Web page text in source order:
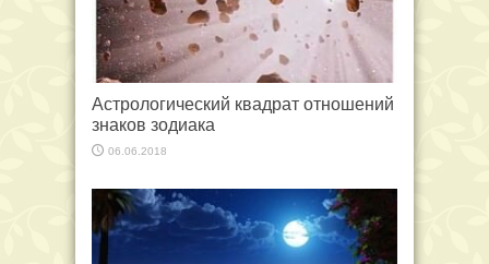
Астрологический квадрат отношений
знаков зодиака
06.06.2018